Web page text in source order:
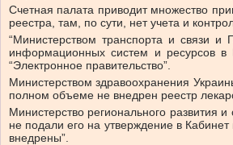
Счетная палата приводит множество
реестра, там, по сути, нет учета и
“Министерством транспорта и связи и
информационных систем и ресурсов в
“Электронное правительство”.
Министерством здравоохранения
полном объеме не внедрен реестр
Министерство регионального развития
не подали его на утверждение в
внедрены”.